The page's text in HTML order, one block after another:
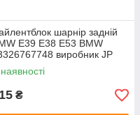
шарнір задній
E39 E38 E53 BMW
виробник JP
Данія
₴